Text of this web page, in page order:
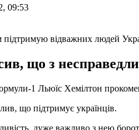
09:53
що з
1 Льюїс Хемілтон
що підтримує українців.
дуже важливо з нею